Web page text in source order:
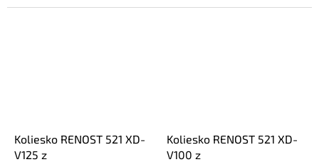
ložisko: ihlové vyloženie:...
ložisko: ihlové vyloženie:...
Koliesko RENOST 521 XD-
V125 z
Koliesko RENOST 521 XD-
V100 z